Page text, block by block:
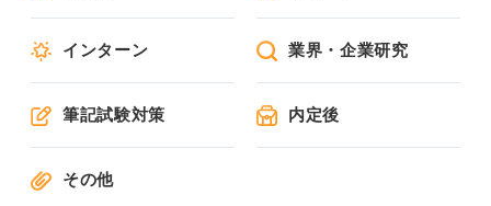
インターン 業界・企業研究
筆記試験対策 内定後
その他